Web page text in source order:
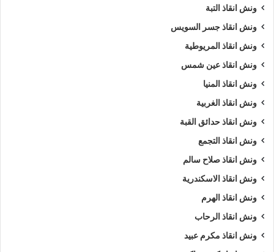
ونش انقاذ التبة
ونش انقاذ جسر السويس
ونش انقاذ المريوطية
ونش انقاذ عين شمس
ونش انقاذ المنيا
ونش انقاذ الغربية
ونش انقاذ حدائق القبة
ونش انقاذ التجمع
ونش انقاذ صلاح سالم
ونش انقاذ الاسكندرية
ونش انقاذ الهرم
ونش انقاذ الرحاب
ونش انقاذ مكرم عبيد